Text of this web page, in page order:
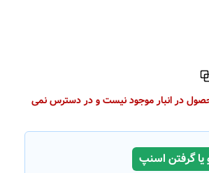
در انبار موجود نیست و در دسترس نمی
یا گرفتن اسنپ